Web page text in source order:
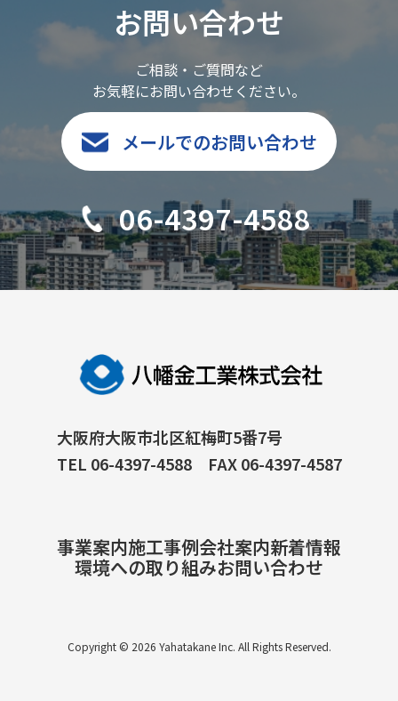
お問い合わせ
ご相談・ご質問など
お気軽にお問い合わせください。
メールでのお問い合わせ
06-4397-4588
大阪府大阪市北区紅梅町5番7号
TEL 06-4397-4588 FAX 06-4397-4587
事業案内施工事例会社案内新着情報
環境への取り組みお問い合わせ
Copyright © 2026 Yahatakane Inc. All Rights Reserved.